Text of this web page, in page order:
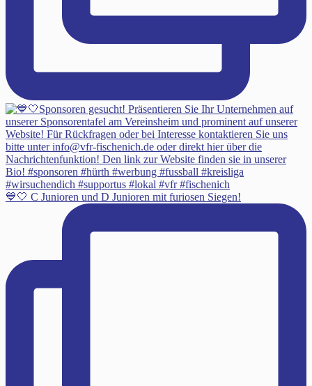
💙🤍 C Junioren und D Junioren mit furiosen Siegen!